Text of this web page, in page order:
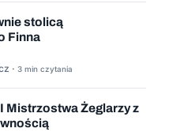
stolicą
Finna
· 3 min czytania
Mistrzostwa Żeglarzy z